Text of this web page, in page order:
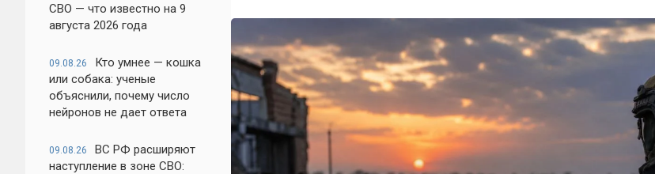
СВО — что известно на 9
августа 2026 года
09.08.26
Кто умнее — кошка
или собака: ученые
объяснили, почему число
нейронов не дает ответа
09.08.26
ВС РФ расширяют
наступление в зоне СВО: